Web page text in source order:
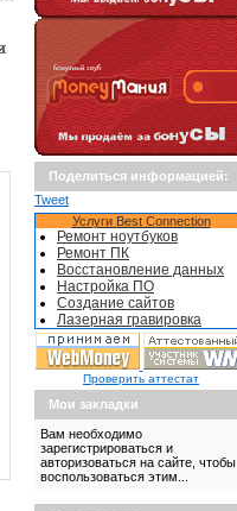
Поделиться информацией:
Tweet
Услуги Best Connection
Ремонт ноутбуков
Ремонт ПК
Восстановление данных
Настройка ПО
Создание сайтов
Лазерная гравировка
Проверить аттестат
Мои закладки
Вам необходимо
зарегистрироваться и
авторизоваться на сайте, чтобы
воспользоваться этим...